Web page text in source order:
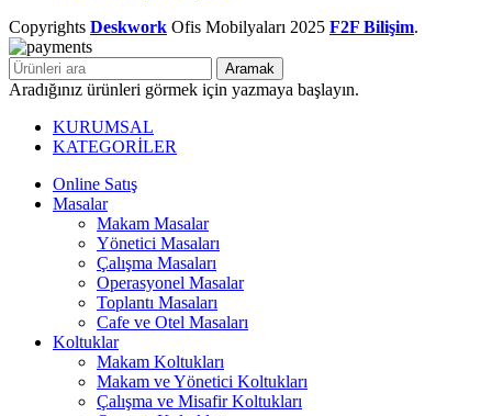
Copyrights Deskwork Ofis Mobilyaları 2025 F2F Bilişim.
Aramak
Aradığınız ürünleri görmek için yazmaya başlayın.
KURUMSAL
KATEGORİLER
Online Satış
Masalar
Makam Masalar
Yönetici Masaları
Çalışma Masaları
Operasyonel Masalar
Toplantı Masaları
Cafe ve Otel Masaları
Koltuklar
Makam Koltukları
Makam ve Yönetici Koltukları
Çalışma ve Misafir Koltukları